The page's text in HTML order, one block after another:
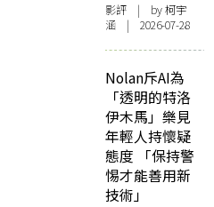
影評 | by 柯宇
涵 | 2026-07-28
Nolan斥AI為
「透明的特洛
伊木馬」樂見
年輕人持懷疑
態度 「保持警
惕才能善用新
技術」